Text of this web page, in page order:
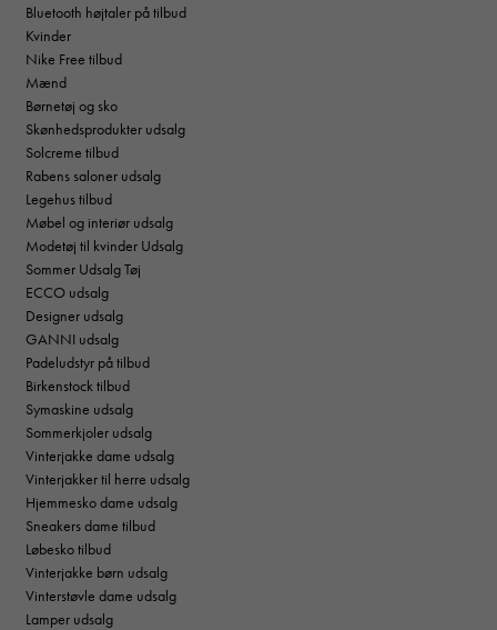
Bluetooth højtaler på tilbud
Kvinder
Nike Free tilbud
Mænd
Børnetøj og sko
Skønhedsprodukter udsalg
Solcreme tilbud
Rabens saloner udsalg
Legehus tilbud
Møbel og interiør udsalg
Modetøj til kvinder Udsalg
Sommer Udsalg Tøj
ECCO udsalg
Designer udsalg
GANNI udsalg
Padeludstyr på tilbud
Birkenstock tilbud
Symaskine udsalg
Sommerkjoler udsalg
Vinterjakke dame udsalg
Vinterjakker til herre udsalg
Hjemmesko dame udsalg
Sneakers dame tilbud
Løbesko tilbud
Vinterjakke børn udsalg
Vinterstøvle dame udsalg
Lamper udsalg